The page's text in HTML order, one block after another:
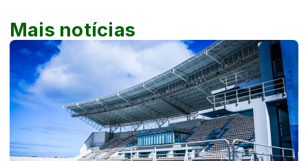
Mais notícias